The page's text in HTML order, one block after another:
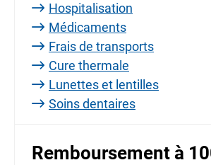
Hospitalisation
Médicaments
Frais de transports
Cure thermale
Lunettes et lentilles
Soins dentaires
Remboursement à